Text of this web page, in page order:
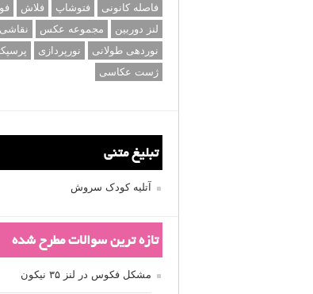
فاصله کانونی
فتوشاپ فلاش
لنز دوربین
مجموعه عکس نقاشی
نوردهی طولانی
نورپردازی
ژست عکاسی
تبلیغ متنی
آتلیه کودک سروش
تازه ترین سوالات مطرح شده
مشکل فکوس در لنز ۳۵ نیکون